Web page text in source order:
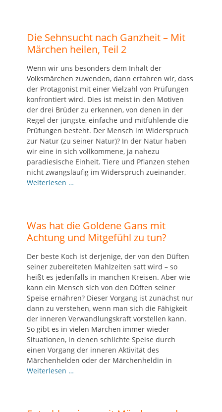
Die Sehnsucht nach Ganzheit – Mit
Märchen heilen, Teil 2
Wenn wir uns besonders dem Inhalt der
Volksmärchen zuwenden, dann erfahren wir, dass
der Protagonist mit einer Vielzahl von Prüfungen
konfrontiert wird. Dies ist meist in den Motiven
der drei Brüder zu erkennen, von de­nen in der
Regel der jüngste, einfache und mitfühlende die
Prüfungen besteht. Der Mensch im Widerspruch
zur Natur (zu seiner Natur)? In der Natur haben
wir eine in sich vollkommene, ja nahezu
paradiesische Einheit. Tiere und Pflanzen stehen
nicht zwangsläufig im Widerspruch zueinander,
Weiterlesen …
Was hat die Goldene Gans mit
Achtung und Mitgefühl zu tun?
Der beste Koch ist derjenige, der von den Düften
seiner zubereiteten Mahlzeiten satt wird – so
heißt es jedenfalls in manchen Kreisen. Aber wie
kann ein Mensch sich von den Düften seiner
Speise ernähren? Dieser Vorgang ist zunächst nur
dann zu verstehen, wenn man sich die Fähigkeit
der inneren Verwandlungskraft vorstellen kann.
So gibt es in vielen Märchen immer wieder
Situationen, in denen schlichte Speise durch
einen Vorgang der inneren Aktivität des
Märchenhelden oder der Märchenheldin in
Weiterlesen …